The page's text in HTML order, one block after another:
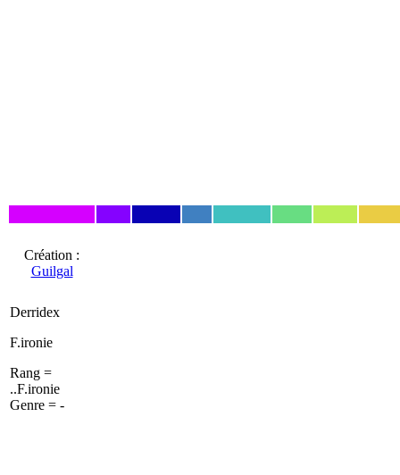
Création :
Guilgal
Derridex
F.ironie
Rang =
..F.ironie
Genre = -